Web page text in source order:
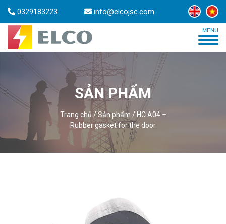
0329183223 info@elcojsc.com
SẢN PHẨM
Trang chủ/Sản phẩm / HC A04 –
Rubber gasket for the door